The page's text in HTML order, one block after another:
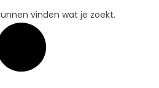
belangrijke informatie over
bij elkaar. Van
van betalen tot
het allemaal helder uit.
je vraag niet vinden? Aarzel
vinden wat je zoekt.